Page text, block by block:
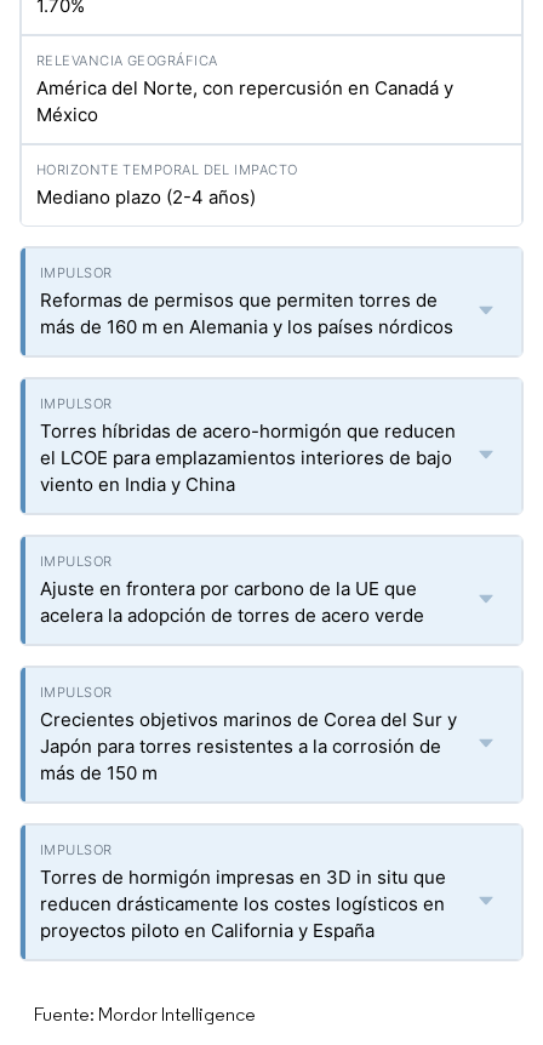
1.70%
América del Norte, con repercusión en Canadá y
México
Mediano plazo (2-4 años)
Reformas de permisos que permiten torres de
más de 160 m en Alemania y los países nórdicos
Torres híbridas de acero-hormigón que reducen
el LCOE para emplazamientos interiores de bajo
viento en India y China
Ajuste en frontera por carbono de la UE que
acelera la adopción de torres de acero verde
Crecientes objetivos marinos de Corea del Sur y
Japón para torres resistentes a la corrosión de
más de 150 m
Torres de hormigón impresas en 3D in situ que
reducen drásticamente los costes logísticos en
proyectos piloto en California y España
Fuente: Mordor Intelligence